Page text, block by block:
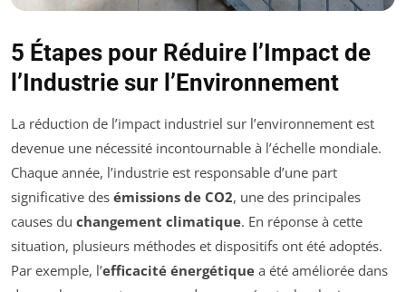
5 Étapes pour Réduire l’Impact de
l’Industrie sur l’Environnement
La réduction de l’impact industriel sur l’environnement est
devenue une nécessité incontournable à l’échelle mondiale.
Chaque année, l’industrie est responsable d’une part
significative des émissions de CO2, une des principales
causes du changement climatique. En réponse à cette
situation, plusieurs méthodes et dispositifs ont été adoptés.
Par exemple, l’efficacité énergétique a été améliorée dans